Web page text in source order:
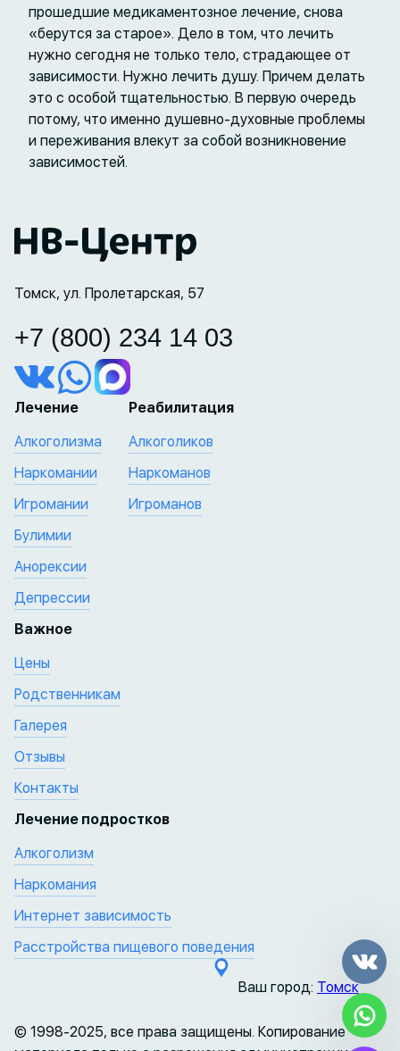
прошедшие медикаментозное лечение, снова
«берутся за старое». Дело в том, что лечить
нужно сегодня не только тело, страдающее от
зависимости. Нужно лечить душу. Причем делать
это с особой тщательностью. В первую очередь
потому, что именно душевно-духовные проблемы
и переживания влекут за собой возникновение
зависимостей.
Томск, ул. Пролетарская, 57
+7 (800) 234 14 03
Лечение
Алкоголизма
Наркомании
Игромании
Булимии
Анорексии
Депрессии
Реабилитация
Алкоголиков
Наркоманов
Игроманов
Важное
Цены
Родственникам
Галерея
Отзывы
Контакты
Лечение подростков
Алкоголизм
Наркомания
Интернет зависимость
Расстройства пищевого поведения
Ваш город: Томск
© 1998-2025, все права защищены. Копирование